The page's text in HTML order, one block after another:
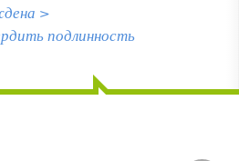
>
подлинность